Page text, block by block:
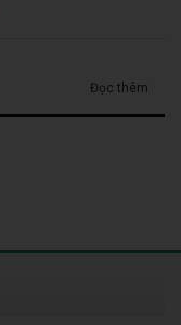
Đọc thêm